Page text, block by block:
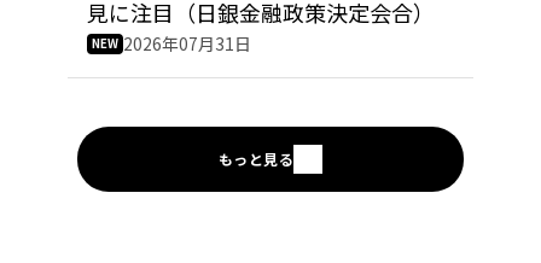
見に注目（日銀金融政策決定会合）
2026年07月31日
もっと見る